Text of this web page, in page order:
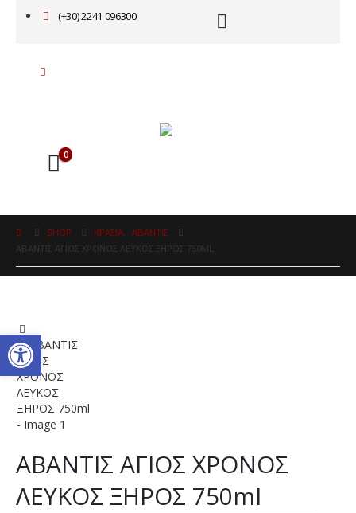
Ανοίξτε τη γραμμή
(+30) 2241 096300
0
SHOP ΚΡΑΣΙΑ
ΑΒΑΝΤΙΣ
ΑΒΑΝΤΙΣ ΑΓΙΟΣ ΧΡΟΝΟΣ ΛΕΥΚΟΣ ΞΗΡΟΣ 750ML
ΑΒΑΝΤΙΣ ΑΓΙΟΣ ΧΡΟΝΟΣ
ΛΕΥΚΟΣ ΞΗΡΟΣ 750ml